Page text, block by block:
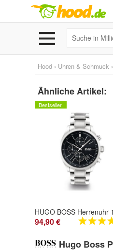
Hood › Uhren & Schmuck ›
Ähnliche Artikel:
Bestseller
94,90 €
Hugo Boss